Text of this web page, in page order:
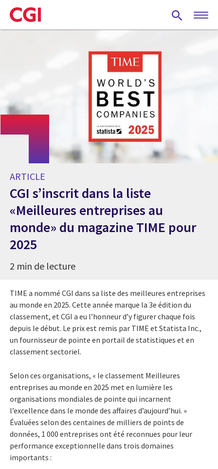
Skip
to
main
ARTICLE
CGI s’inscrit dans la liste
«Meilleures entreprises au
monde» du magazine TIME pour
2025
2 min de lecture
TIME a nommé CGI dans sa liste des meilleures entreprises
au monde en 2025. Cette année marque la 3e édition du
classement, et CGI a eu l’honneur d’y figurer chaque fois
depuis le début. Le prix est remis par TIME et Statista Inc.,
un fournisseur de pointe en portail de statistiques et en
classement sectoriel.
Selon ces organisations, « le classement Meilleures
entreprises au monde en 2025 met en lumière les
organisations mondiales de pointe qui incarnent
l’excellence dans le monde des affaires d’aujourd’hui. »
Évaluées selon des centaines de milliers de points de
données, 1 000 entreprises ont été reconnues pour leur
performance exceptionnelle dans trois domaines
importants :